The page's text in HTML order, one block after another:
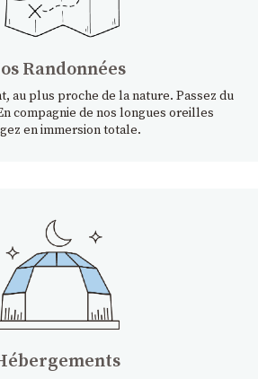
Randonnées
au plus proche de la nature. Passez du
compagnie de nos longues oreilles
en immersion totale.